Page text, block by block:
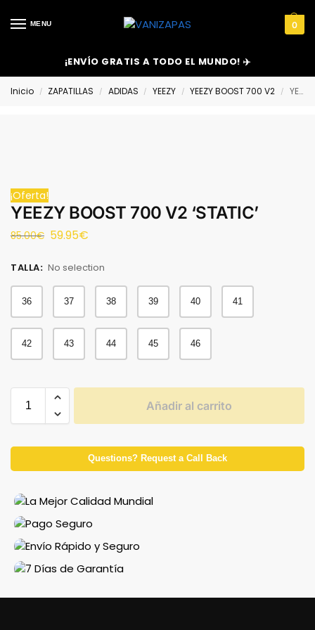
MENU 0
¡ENVÍO GRATIS A TODO EL MUNDO! ✈️
Inicio / ZAPATILLAS / ADIDAS / YEEZY / YEEZY BOOST 700 V2 / YEEZY BOOST 700 V2 ‘STATIC’
¡Oferta!
YEEZY BOOST 700 V2 ‘STATIC’
85.00€ 59.95€
TALLA: No selection
36 37 38 39 40 41
42 43 44 45 46
Añadir al carrito
Questions? Request a Call Back